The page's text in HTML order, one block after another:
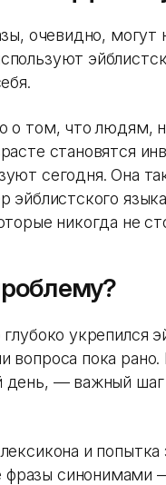
очевидно,
о том, что людям,
становятся
сегодня. Она
эйблистского
никогда не
глубоко
вопроса пока
день, — важный шаг
и
синонимами